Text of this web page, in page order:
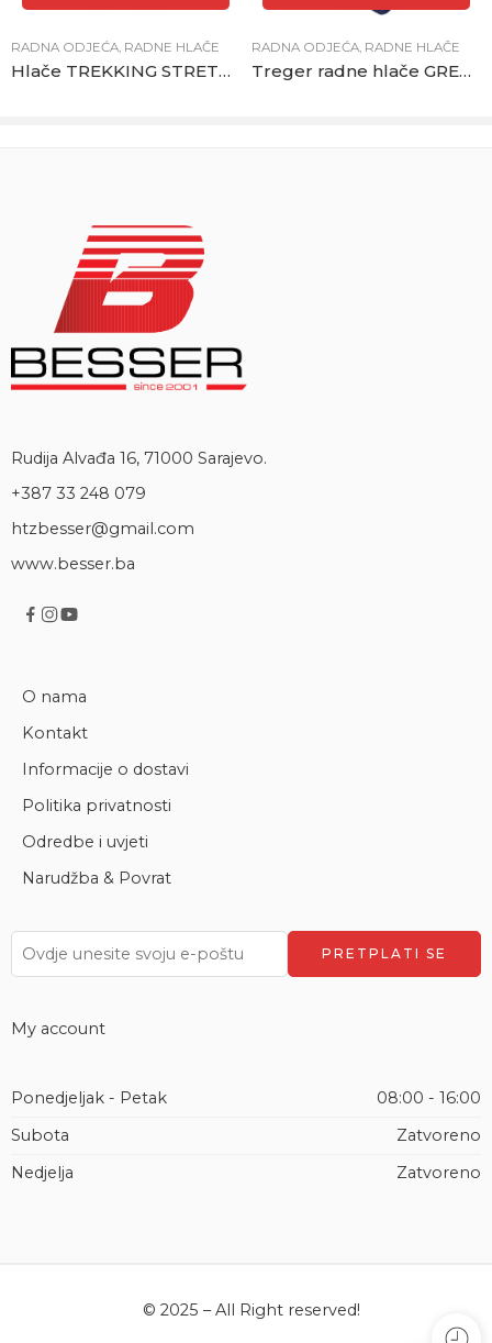
RADNA ODJEĆA, RADNE HLAČE
Hlače TREKKING STRETCH plave
RADNA ODJEĆA, RADNE HLAČE
Treger radne hlače GREENLAND plavo-crne
Rudija Alvađa 16, 71000 Sarajevo.
+387 33 248 079
htzbesser@gmail.com
www.besser.ba
O nama
Kontakt
Informacije o dostavi
Politika privatnosti
Odredbe i uvjeti
Narudžba & Povrat
My account
Ponedjeljak - Petak
08:00 - 16:00
Subota
Zatvoreno
Nedjelja
Zatvoreno
© 2025 – All Right reserved!